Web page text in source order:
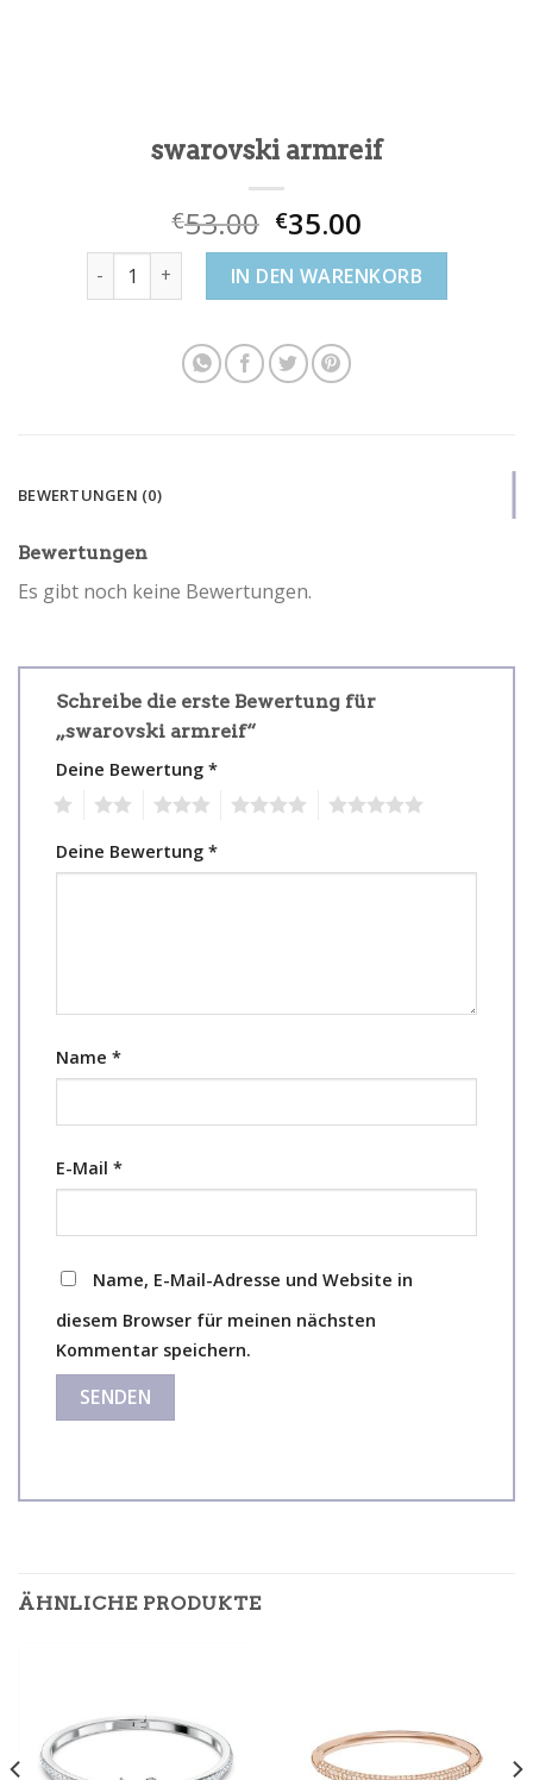
swarovski armreif
€53.00 €35.00
swarovski armreif MengeIN DEN WARENKORB
BEWERTUNGEN (0)
Bewertungen
Es gibt noch keine Bewertungen.
Schreibe die erste Bewertung für
„swarovski armreif“
Deine Bewertung *
Deine Bewertung *
Name *
E-Mail *
Name, E-Mail-Adresse und Website in
diesem Browser für meinen nächsten
Kommentar speichern.
ÄHNLICHE PRODUKTE